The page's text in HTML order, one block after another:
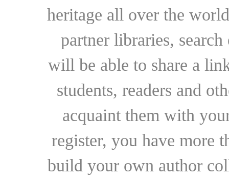
heritage all over the
partner libraries,
will be able to share a
students, readers and
acquaint them with
register, you have more
build your own author